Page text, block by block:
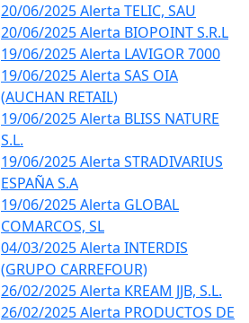
20/06/2025 Alerta TELIC, SAU
20/06/2025 Alerta BIOPOINT S.R.L
19/06/2025 Alerta LAVIGOR 7000
19/06/2025 Alerta SAS OIA
(AUCHAN RETAIL)
19/06/2025 Alerta BLISS NATURE
S.L.
19/06/2025 Alerta STRADIVARIUS
ESPAÑA S.A
19/06/2025 Alerta GLOBAL
COMARCOS, SL
04/03/2025 Alerta INTERDIS
(GRUPO CARREFOUR)
26/02/2025 Alerta KREAM JJB, S.L.
26/02/2025 Alerta PRODUCTOS DE